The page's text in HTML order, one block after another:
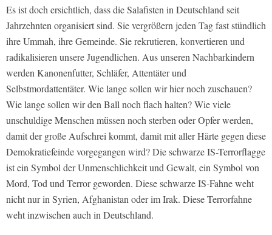
Es ist doch ersichtlich, dass die Salafisten in Deutschland seit
Jahrzehnten organisiert sind. Sie vergrößern jeden Tag fast stündlich
ihre Ummah, ihre Gemeinde. Sie rekrutieren, konvertieren und
radikalisieren unsere Jugendlichen. Aus unseren Nachbarkindern
werden Kanonenfutter, Schläfer, Attentäter und
Selbstmordattentäter. Wie lange sollen wir hier noch zuschauen?
Wie lange sollen wir den Ball noch flach halten? Wie viele
unschuldige Menschen müssen noch sterben oder Opfer werden,
damit der große Aufschrei kommt, damit mit aller Härte gegen diese
Demokratiefeinde vorgegangen wird? Die schwarze IS-Terrorflagge
ist ein Symbol der Unmenschlichkeit und Gewalt, ein Symbol von
Mord, Tod und Terror geworden. Diese schwarze IS-Fahne weht
nicht nur in Syrien, Afghanistan oder im Irak. Diese Terrorfahne
weht inzwischen auch in Deutschland.